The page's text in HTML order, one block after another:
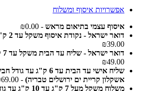
אפשרויות איסוף ומשלוח
איסוף עצמי בתיאום מראש - ₪0.00
דואר ישראל - נקודת איסוף משקל עד 2 ק"ג גודל עד 30*30
₪39.00
דואר ישראל - שליח עד הבית משקל עד 7 ק"ג גודל עד 30*30
₪49.00
אשקלון קריית ים ירושלים טבריה) - ₪69.00